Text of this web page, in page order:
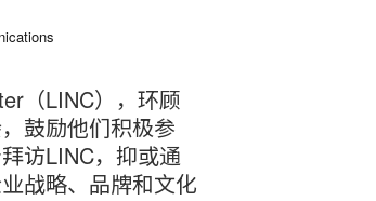
（LINC），环顾
鼓励他们积极参
访LINC，抑或通
战略、品牌和文化